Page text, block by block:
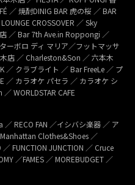
／ 焼酎DINIG BAR 虎の桜 ／ BAR
CROSSOVER ／ Sky
／ Bar 7th Ave.in Roppongi ／
ーボロ ディ マリア／フットマッサ
店 ／ Charleston&Son ／ 六本木
／ クラブライト ／ Bar FreeLe ／ プ
／ カラオケ パセラ ／ カラオケ シ
WORLDSTAR CAFE
／ RECO FAN ／イシバシ楽器 ／ ア
Clothes&Shoes ／
FUNCTION JUNCTION ／ Cruce
／FAMES ／ MOREBUDGET ／